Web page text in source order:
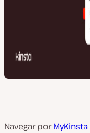
Navegar porMyKinsta